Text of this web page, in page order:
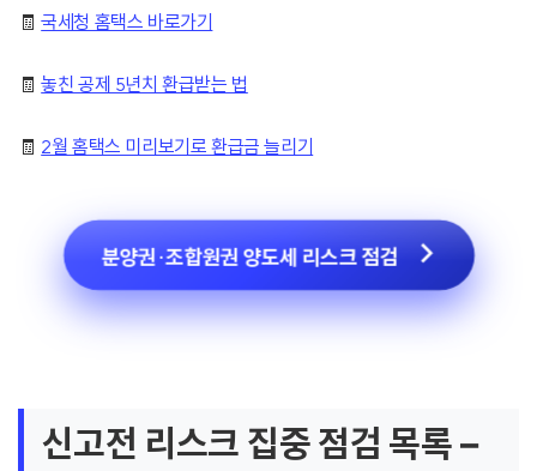
🧾국세청 홈택스 바로가기
🧾놓친 공제 5년치 환급받는 법
🧾 2월 홈택스 미리보기로 환급금 늘리기
분양권·조합원권 양도세 리스크 점검
신고전 리스크 집중 점검 목록 –